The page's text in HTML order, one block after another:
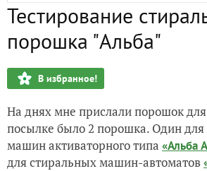
Удобные закрепки для начатых
Приз за конкурс "Техника на даче"
Ура, приз от "Махеевъ" получен!
Как бросить курить
Мои вкусняшки от "Махеевъ"
Тестирование
порошка "Альба"
В избранное!
На днях мне прислали порошок
посылке было 2 порошка. Один для
машин активаторного типа «Альба
для стиральных машин-автоматов